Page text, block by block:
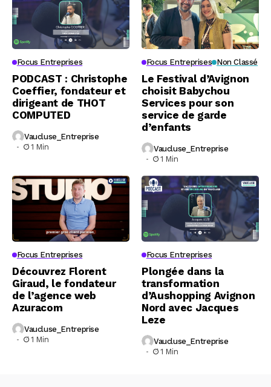
Focus Entreprises
PODCAST : Christophe
Coeffier, fondateur et
dirigeant de THOT
COMPUTED
Vaucluse_Entreprise
1 Min
Focus Entreprises Non Classé
Le Festival d’Avignon
choisit Babychou
Services pour son
service de garde
d’enfants
Vaucluse_Entreprise
1 Min
Focus Entreprises
Découvrez Florent
Giraud, le fondateur
de l’agence web
Azuracom
Vaucluse_Entreprise
1 Min
Focus Entreprises
Plongée dans la
transformation
d’Aushopping Avignon
Nord avec Jacques
Leze
Vaucluse_Entreprise
1 Min